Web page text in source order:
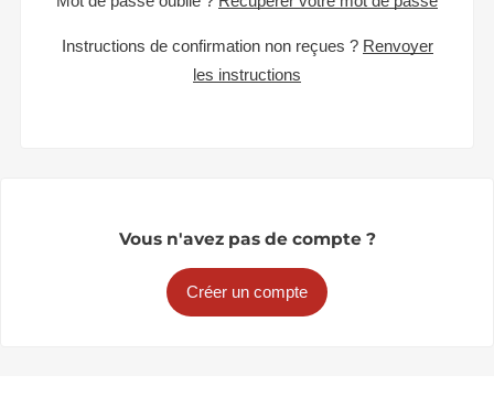
Instructions de confirmation non reçues ? Renvoyer
les instructions
Vous n'avez pas de compte ?
Créer un compte